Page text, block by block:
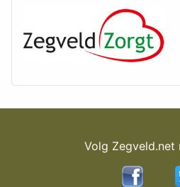
Volg Zegveld.net